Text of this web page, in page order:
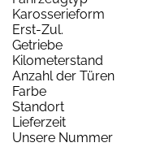
Karosserieform
Erst-Zul.
Getriebe
Kilometerstand
Anzahl der Türen
Farbe
Standort
Lieferzeit
Unsere Nummer